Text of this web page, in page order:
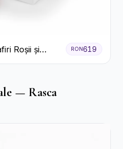
Roșii și
RON619
— Rasca